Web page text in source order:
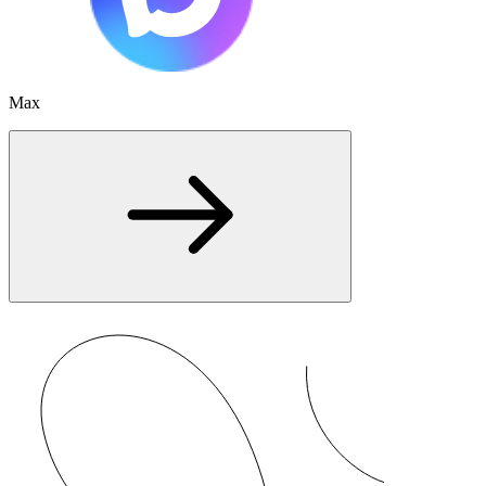
Max